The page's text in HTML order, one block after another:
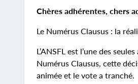
Chères adhérentes, chers
Le Numérus Clausus : la
L’ANSFL est l’une des
Numérus Clausus, cette
animée et le vote a tranché.